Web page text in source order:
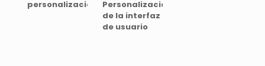
personalización
Personalización
de la interfaz
de usuario